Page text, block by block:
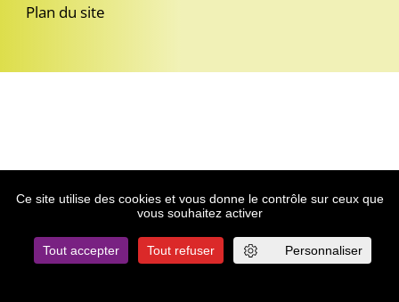
Ce site utilise des cookies et vous donne le contrôle sur ceux que
vous souhaitez activer
Tout accepter Tout refuser Personnaliser
Plan du site